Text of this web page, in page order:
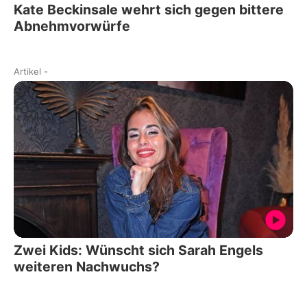
Kate Beckinsale wehrt sich gegen bittere
Abnehmvorwürfe
Artikel -
Zwei Kids: Wünscht sich Sarah Engels
weiteren Nachwuchs?